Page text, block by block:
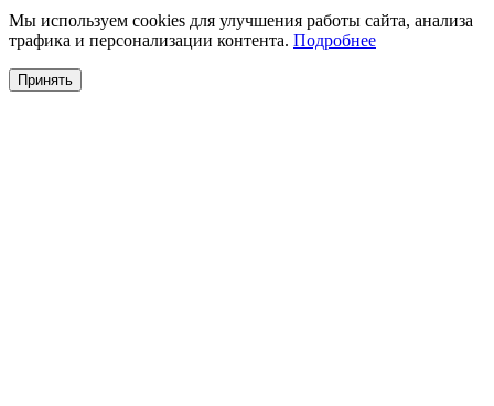
Мы используем cookies для улучшения работы сайта, анализа
трафика и персонализации контента. Подробнее
Принять